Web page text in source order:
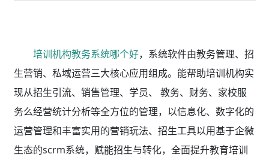
培训机构教务系统哪个好，系统软件由教务管理、招
生营销、私域运营三大核心应用组成。能帮助培训机构实
现从招生引流、销售管理、学员、 教务、财务、家校服
务么经营统计分析等全方位的管理，以信息化、数字化的
运营管理和丰富实用的营销玩法、招生工具以用基于企微
生态的scrm系统，赋能招生与转化，全面提升教育培训